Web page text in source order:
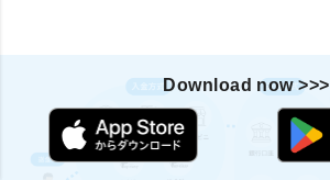
Download now >>>